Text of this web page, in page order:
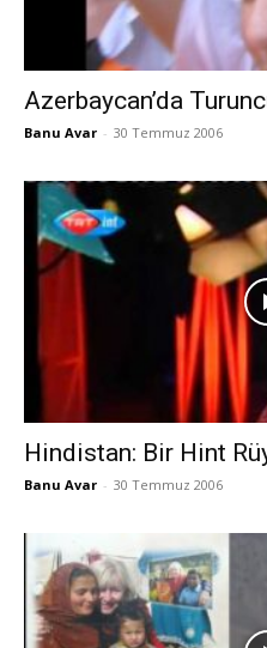
Azerbaycan’da
Banu Avar - 30 Temmuz 2006
Hindistan: Bir Hint
Banu Avar - 30 Temmuz 2006